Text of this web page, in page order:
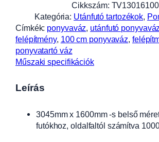
1
0
0
c
e
Cikkszám: TV13016100
Kategória: Utánfutó tartozékok,
Címkék: ponyvaváz, utánfutó ponyvaváz
felépítmény, 100 cm ponyvaváz,
ponyvatartó váz
Műszaki specifikációk
Leírás
3045mm x 1600mm -s belső
futókhoz, oldalfaltól számítva